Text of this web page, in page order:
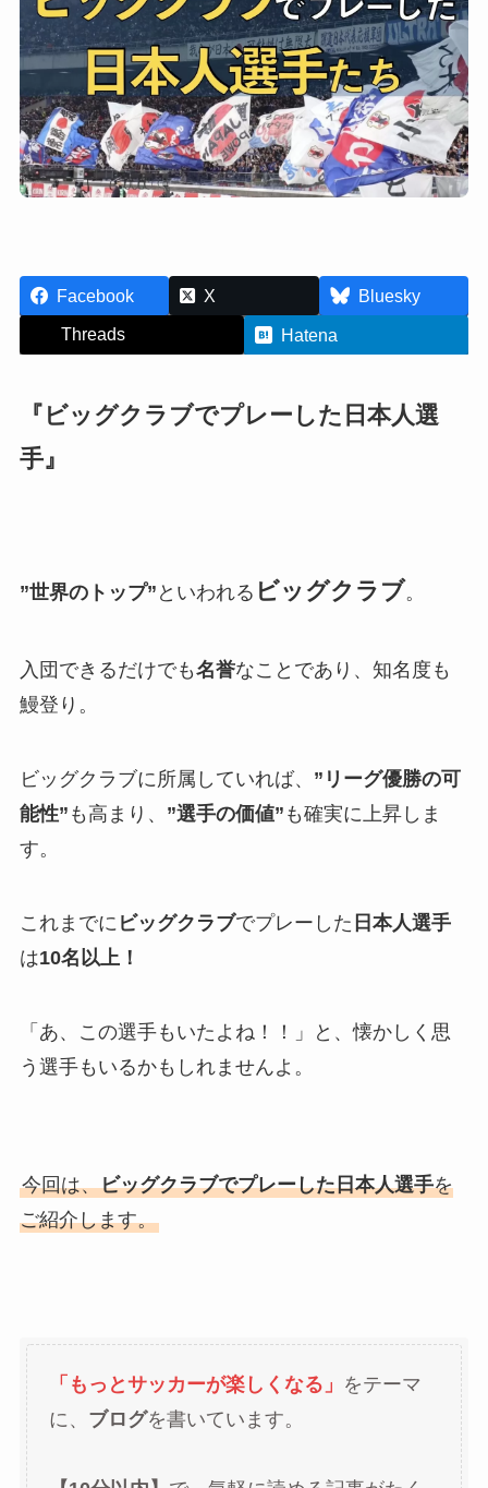
Facebook X
Bluesky
Threads
Hatena
『ビッグクラブでプレーした日本人選
手』
”世界のトップ” といわれる ビッグクラブ。
入団できるだけでも名誉なことであり、知名度も
鰻登り。
ビッグクラブに所属していれば、 ”リーグ優勝の可
能性” も高まり、 ”選手の価値” も確実に上昇しま
す。
これまでに ビッグクラブでプレーした 日本人選手
は10名以上！
「あ、この選手もいたよね！！」と、懐かしく思
う選手もいるかもしれませんよ。
今回は、ビッグクラブでプレーした日本人選手を
ご紹介します。
「もっとサッカーが楽しくなる」 をテーマ
に、 ブログを書いています。